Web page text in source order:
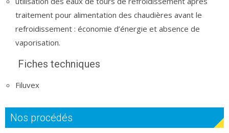
traitement pour alimentation des chaudières avant le
refroidissement : économie d’énergie et absence de
vaporisation.
Fiches techniques
Filuvex
Nos procédés